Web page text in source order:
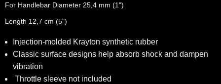
For Handlebar Diameter 25,4 mm (1")
Length 12,7 cm (5")
Injection-molded Krayton synthetic rubber
Classic surface designs help absorb shock and dampen
vibration
Throttle sleeve not included